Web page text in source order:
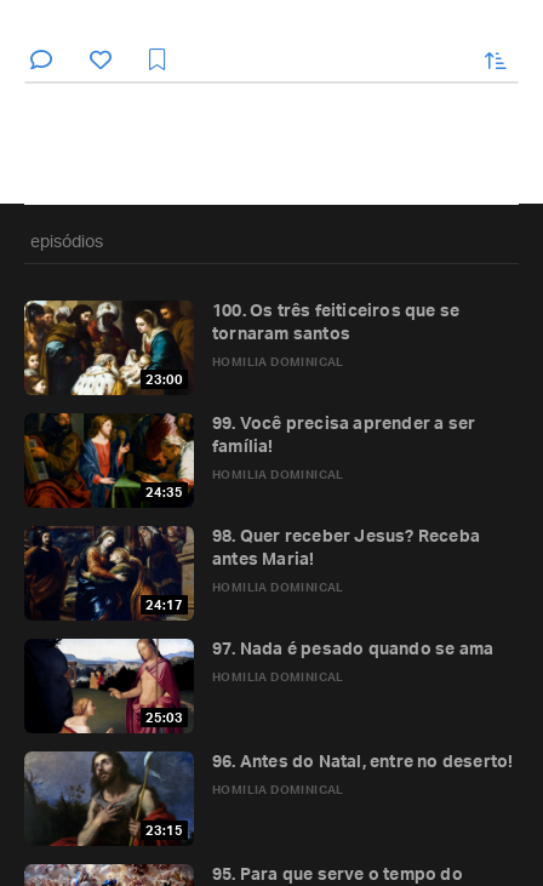
enviar
episódios
23:00
HOMILIA DOMINICAL
100. Os três feiticeiros que se
tornaram santos
24:35
HOMILIA DOMINICAL
99. Você precisa aprender a ser
família!
24:17
HOMILIA DOMINICAL
98. Quer receber Jesus? Receba
antes Maria!
25:03
HOMILIA DOMINICAL
97. Nada é pesado quando se ama
23:15
HOMILIA DOMINICAL
96. Antes do Natal, entre no deserto!
95. Para que serve o tempo do